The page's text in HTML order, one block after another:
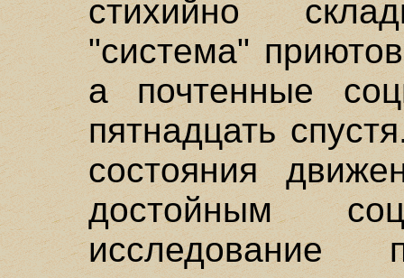
стихийно
"система"
а почтенные
пятнадцать
состояния
достойным
исследование